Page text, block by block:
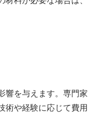
響を与えます。専門家
術や経験に応じて費用